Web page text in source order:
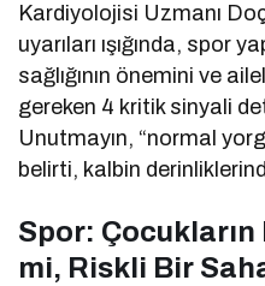
Kardiyolojisi Uzmanı
uyarıları ışığında, spor
sağlığının önemini ve
gereken 4 kritik sinyali
Unutmayın, “normal
belirti, kalbin
Spor:
mi, Riskli Bir